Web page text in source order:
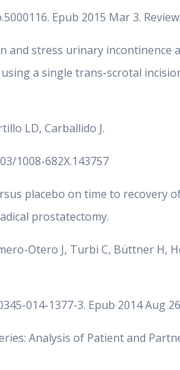
Epub 2015 Mar 3. Review.
and stress urinary incontinence
a single trans-scrotal
LD, Carballido J.
1008-682X.143757
placebo on time to recovery
prostatectomy.
Otero J, Turbi C, Büttner H,
014-1377-3. Epub 2014 Aug
Analysis of Patient and